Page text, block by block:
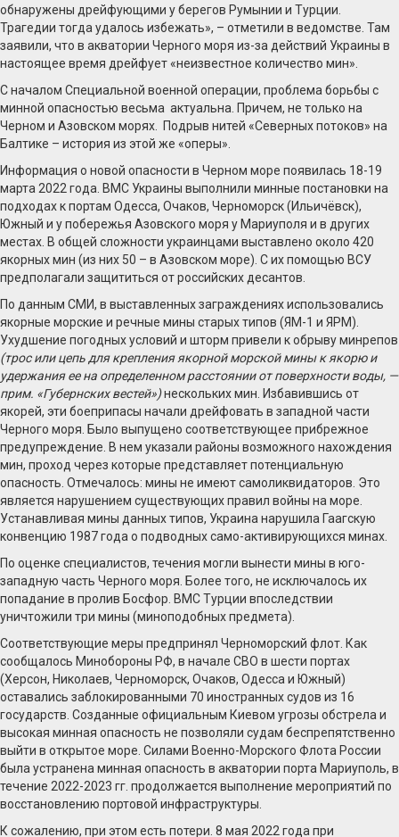
обнаружены дрейфующими у берегов Румынии и Турции.
Трагедии тогда удалось избежать», – отметили в ведомстве. Там
заявили, что в акватории Черного моря из-за действий Украины в
настоящее время дрейфует «неизвестное количество мин».
С началом Специальной военной операции, проблема борьбы с
минной опасностью весьма актуальна. Причем, не только на
Черном и Азовском морях. Подрыв нитей «Северных потоков» на
Балтике – история из этой же «оперы».
Информация о новой опасности в Черном море появилась 18-19
марта 2022 года. ВМС Украины выполнили минные постановки на
подходах к портам Одесса, Очаков, Черноморск (Ильичёвск),
Южный и у побережья Азовского моря у Мариуполя и в других
местах. В общей сложности украинцами выставлено около 420
якорных мин (из них 50 – в Азовском море). С их помощью ВСУ
предполагали защититься от российских десантов.
По данным СМИ, в выставленных заграждениях использовались
якорные морские и речные мины старых типов (ЯМ-1 и ЯРМ).
Ухудшение погодных условий и шторм привели к обрыву минрепов
(трос или цепь для крепления якорной морской мины к якорю и
удержания ее на определенном расстоянии от поверхности воды, —
прим. «Губернских вестей»)нескольких мин. Избавившись от
якорей, эти боеприпасы начали дрейфовать в западной части
Черного моря. Было выпущено соответствующее прибрежное
предупреждение. В нем указали районы возможного нахождения
мин, проход через которые представляет потенциальную
опасность. Отмечалось: мины не имеют самоликвидаторов. Это
является нарушением существующих правил войны на море.
Устанавливая мины данных типов, Украина нарушила Гаагскую
конвенцию 1987 года о подводных само-активирующихся минах.
По оценке специалистов, течения могли вынести мины в юго-
западную часть Черного моря. Более того, не исключалось их
попадание в пролив Босфор. ВМС Турции впоследствии
уничтожили три мины (миноподобных предмета).
Соответствующие меры предпринял Черноморский флот. Как
сообщалось Минобороны РФ, в начале СВО в шести портах
(Херсон, Николаев, Черноморск, Очаков, Одесса и Южный)
оставались заблокированными 70 иностранных судов из 16
государств. Созданные официальным Киевом угрозы обстрела и
высокая минная опасность не позволяли судам беспрепятственно
выйти в открытое море. Силами Военно-Морского Флота России
была устранена минная опасность в акватории порта Мариуполь, в
течение 2022-2023 гг. продолжается выполнение мероприятий по
восстановлению портовой инфраструктуры.
К сожалению, при этом есть потери. 8 мая 2022 года при